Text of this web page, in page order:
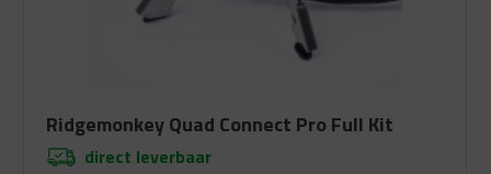
Ridgemonkey Quad Connect Pro Full Kit
direct leverbaar